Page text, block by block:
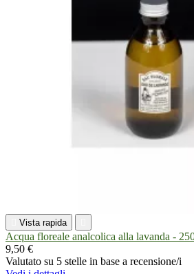
Vista rapida
Acqua floreale analcolica alla lavanda -
9,50 €
Valutato su 5 stelle in base a recensione/i